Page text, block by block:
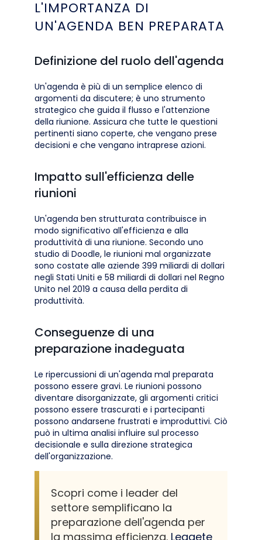
L'IMPORTANZA DI
UN'AGENDA BEN PREPARATA
Definizione del ruolo dell'agenda
Un'agenda è più di un semplice elenco di
argomenti da discutere; è uno strumento
strategico che guida il flusso e l'attenzione
della riunione. Assicura che tutte le questioni
pertinenti siano coperte, che vengano prese
decisioni e che vengano intraprese azioni.
Impatto sull'efficienza delle
riunioni
Un'agenda ben strutturata contribuisce in
modo significativo all'efficienza e alla
produttività di una riunione. Secondo uno
studio di Doodle, le riunioni mal organizzate
sono costate alle aziende 399 miliardi di dollari
negli Stati Uniti e 58 miliardi di dollari nel Regno
Unito nel 2019 a causa della perdita di
produttività.
Conseguenze di una
preparazione inadeguata
Le ripercussioni di un'agenda mal preparata
possono essere gravi. Le riunioni possono
diventare disorganizzate, gli argomenti critici
possono essere trascurati e i partecipanti
possono andarsene frustrati e improduttivi. Ciò
può in ultima analisi influire sul processo
decisionale e sulla direzione strategica
dell'organizzazione.
Scopri come i leader del
settore semplificano la
preparazione dell'agenda per
la massima efficienza. Leggete